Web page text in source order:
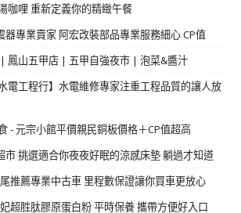
咖哩 重新定義你的精緻午餐
器專業賣家 阿宏改裝部品專業服務細心 CP值
鳳山五甲店 | 五甲自強夜市 | 泡菜&醬汁
電工程行】水電維修專家注重工程品質的讓人放
- 元宗小館平價親民銅板價格＋CP值超高
市 挑選適合你夜夜好眠的涼感床墊 躺過才知道
推薦專業中古車 里程數保證讓你買車更放心
超胜肽膠原蛋白粉 平時保養 攜帶方便好入口